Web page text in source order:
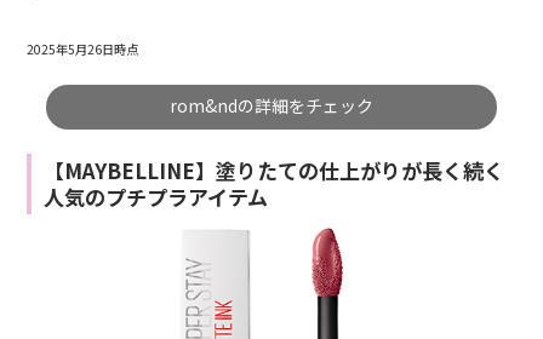
2025年5月26日時点
rom&ndの詳細をチェック
【MAYBELLINE】塗りたての仕上がりが長く続く
人気のプチプラアイテム